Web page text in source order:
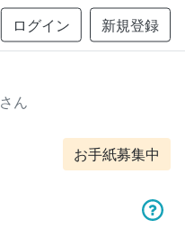
ログイン 新規登録
ん
お手紙募集中